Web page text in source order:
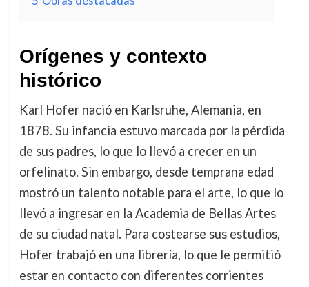
Orígenes y contexto
histórico
Karl Hofer nació en Karlsruhe, Alemania, en
1878. Su infancia estuvo marcada por la pérdida
de sus padres, lo que lo llevó a crecer en un
orfelinato. Sin embargo, desde temprana edad
mostró un talento notable para el arte, lo que lo
llevó a ingresar en la Academia de Bellas Artes
de su ciudad natal. Para costearse sus estudios,
Hofer trabajó en una librería, lo que le permitió
estar en contacto con diferentes corrientes